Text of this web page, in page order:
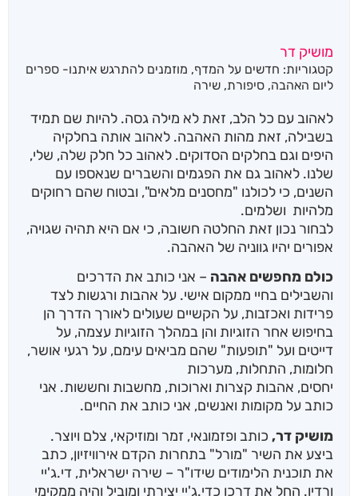
מושיק דר
קטגוריות: חדשים על המדף, מוזמנים להתרגש איתנו- ספרים
ליום האהבה, סיפורת, שירה
לאהוב עם כל הלב, זאת לא מילה גסה. להיות שם תמיד
בשבילה, זאת מהות האהבה. לאהוב אותה בחלקיה
היפים וגם בחלקים הסדוקים. לאהוב כל חלק שלה, שלי,
שלנו. לאהוב גם את הפגמים והשברים שנאספו עם
השנים, כי לכולנו "מחסנים מלאים", ובטוח שהם רחוקים
מלהיות ושלמים.
לבחור נכון זאת החלטה חשובה, כי אם היא תהיה שגויה,
אפורים יהיו גווניה של האהבה.
כולם מחפשים אהבה – אני כותב את הדרכים
והשבילים בחיי ממקום אישי. על אהבות ורגשות לצד
פרידות ואכזבות, על הקשיים שעולים לאורך הדרך הן
בחיפוש אחר הזוגיות והן במהלך הזוגיות עצמה, על
דייטים ועל "תופעות" שהם מביאים עימם, על רגעי אושר,
חלומות, התחלות, מערכות
יחסים, אהבות קצרות וארוכות, מחשבות וחששות. אני
כותב על מקומות ואנשים, אני כותב את החיים.
מושיק דר, כותב ופזמונאי, זמר ומוזיקאי, צלם ויוצר.
ביצע את השיר "מורל" בתחרות הקדם אירוויזיון, כתב
את תוכנית הלימודים שידו"ר – שירה ישראלית, די.ג'יי
ורדיו. החל את דרכו כדי.ג'יי יצירתי ומוביל והיה ממקימי